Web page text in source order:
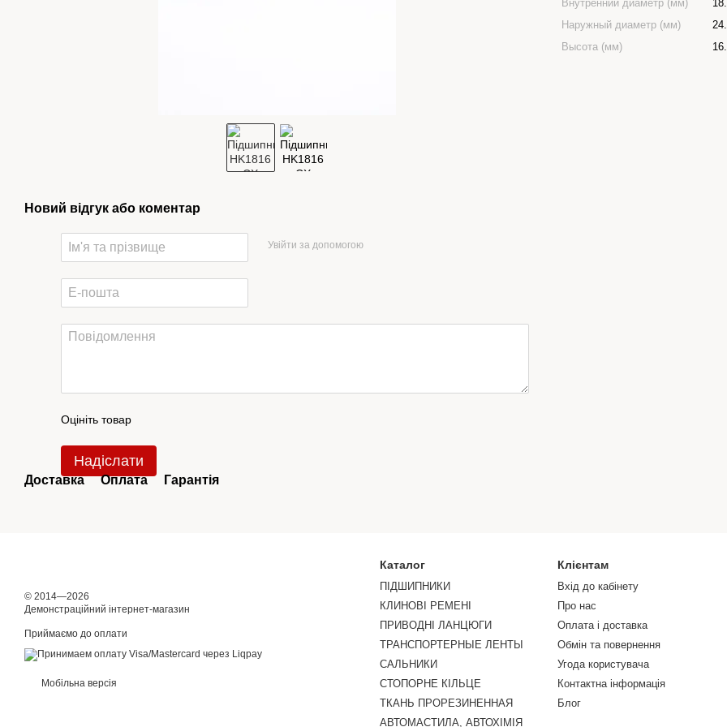
Новий відгук або коментар
Увійти за допомогою
Оцініть товар
Надіслати
Доставка Оплата Гарантія
Внутренний диаметр (мм)
Наружный диаметр (мм)
Высота (мм)
© 2014—2026
Демонстраційний інтернет-магазин
Приймаємо до оплати
Мобільна версія
Каталог
ПІДШИПНИКИ
КЛИНОВІ РЕМЕНІ
ПРИВОДНІ ЛАНЦЮГИ
ТРАНСПОРТЕРНЫЕ ЛЕНТЫ
САЛЬНИКИ
СТОПОРНЕ КIЛЬЦЕ
ТКАНЬ ПРОРЕЗИНЕННАЯ
АВТОМАСТИЛА, АВТОХІМІЯ
Клієнтам
Вхід до кабінету
Про нас
Оплата і доставка
Обмін та повернення
Угода користувача
Контактна інформація
Блог